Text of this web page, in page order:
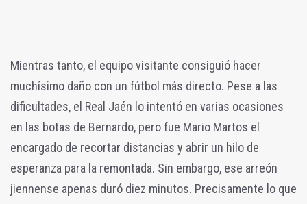
Mientras tanto, el equipo visitante consiguió hacer
muchísimo daño con un fútbol más directo. Pese a las
dificultades, el Real Jaén lo intentó en varias ocasiones
en las botas de Bernardo, pero fue Mario Martos el
encargado de recortar distancias y abrir un hilo de
esperanza para la remontada. Sin embargo, ese arreón
jiennense apenas duró diez minutos. Precisamente lo que